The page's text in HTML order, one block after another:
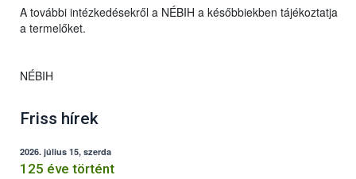
A további intézkedésekről a NÉBIH a későbbiekben tájékoztatja
a termelőket.
NÉBIH
Friss hírek
2026. július 15, szerda
125 éve történt